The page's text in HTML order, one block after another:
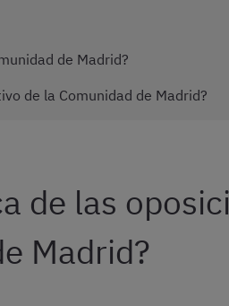
de Madrid?
de la Comunidad de Madrid?
de las
Madrid?